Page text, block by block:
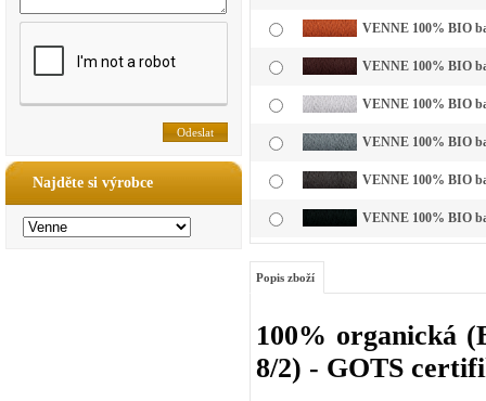
Najděte si výrobce
VENNE 100% BIO
VENNE 100% BIO
VENNE 100% BIO
VENNE 100% BIO
VENNE 100% BIO
VENNE 100% BIO
Popis zboží
100% organická
8/2) - GOTS